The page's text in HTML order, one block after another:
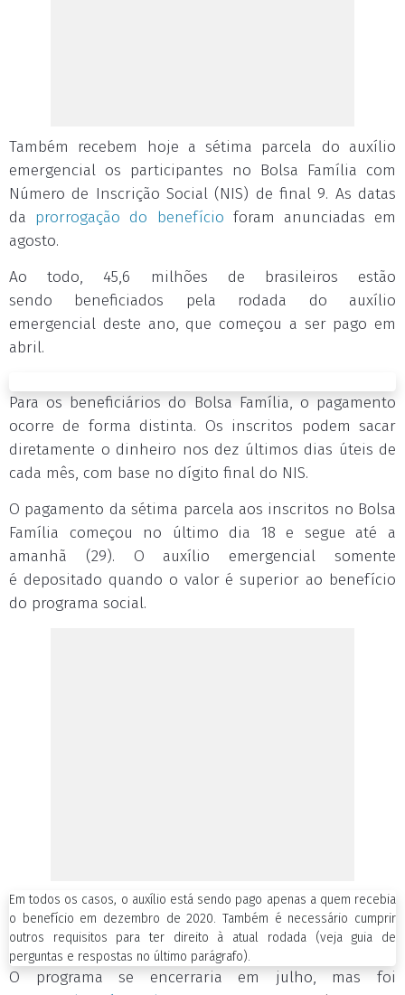
Também recebem hoje a sétima parcela do auxílio
emergencial os participantes no Bolsa Família com
Número de Inscrição Social (NIS) de final 9. As datas
da prorrogação do benefício foram anunciadas em
agosto.
Ao todo, 45,6 milhões de brasileiros estão
sendo beneficiados pela rodada do auxílio
emergencial deste ano, que começou a ser pago em
abril.
Para os beneficiários do Bolsa Família, o pagamento
ocorre de forma distinta. Os inscritos podem sacar
diretamente o dinheiro nos dez últimos dias úteis de
cada mês, com base no dígito final do NIS.
O pagamento da sétima parcela aos inscritos no Bolsa
Família começou no último dia 18 e segue até a
amanhã (29). O auxílio emergencial somente
é depositado quando o valor é superior ao benefício
do programa social.
Em todos os casos, o auxílio está sendo pago apenas a quem recebia
o benefício em dezembro de 2020. Também é necessário cumprir
outros requisitos para ter direito à atual rodada (veja guia de
perguntas e respostas no último parágrafo).
O programa se encerraria em julho, mas foi